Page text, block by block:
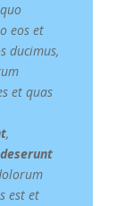
eos et
ducimus,
et quas
,
est et